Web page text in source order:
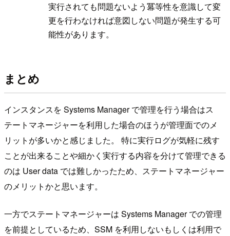
実行されても問題ないよう冪等性を意識して変
更を行わなければ意図しない問題が発生する可
能性があります。
まとめ
インスタンスを Systems Manager で管理を行う場合はス
テートマネージャーを利用した場合のほうが管理面でのメ
リットが多いかと感じました。 特に実行ログが気軽に残す
ことが出来ることや細かく実行する内容を分けて管理できる
のは User data では難しかったため、ステートマネージャー
のメリットかと思います。
一方でステートマネージャーは Systems Manager での管理
を前提としているため、SSM を利用しないもしくは利用で